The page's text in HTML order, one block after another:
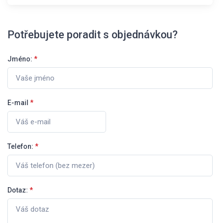
Potřebujete poradit s objednávkou?
Jméno: *
E-mail *
Telefon: *
Dotaz: *